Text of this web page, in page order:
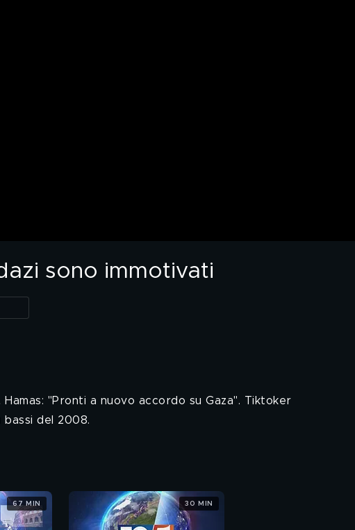
sono immotivati
"Pronti a nuovo accordo su Gaza". Tiktoker
bassi del 2008.
67 MIN 30 MIN